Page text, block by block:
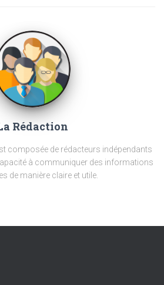
Rédaction
composée de rédacteurs indépendants
à communiquer des informations
de manière claire et utile.